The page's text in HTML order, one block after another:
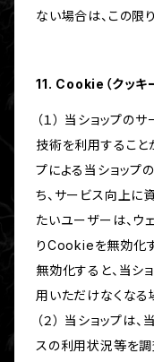
ない場合は、この限
11. Cookie（クッキ
（１） 当ショップ
技術を利用すること
プによる当ショップ
ち、サービス向上に
たいユーザーは、ウ
りCookieを無効化
無効化すると、当シ
用いただけなくなる
（２） 当ショップは
スの利用状況等を調